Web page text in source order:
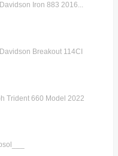
Iron 883 2016...
Breakout 114CI
Trident 660 Model 2022